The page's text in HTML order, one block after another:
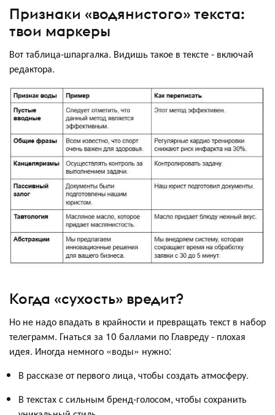
Признаки «водянистого» текста:
твои маркеры
Вот таблица-шпаргалка. Видишь такое в тексте - включай
редактора.
Когда «сухость» вредит?
Но не надо впадать в крайности и превращать текст в набор
телеграмм. Гнаться за 10 баллами по Главреду - плохая
идея. Иногда немного «воды» нужно:
В рассказе от первого лица, чтобы создать атмосферу.
В текстах с сильным бренд-голосом, чтобы сохранить